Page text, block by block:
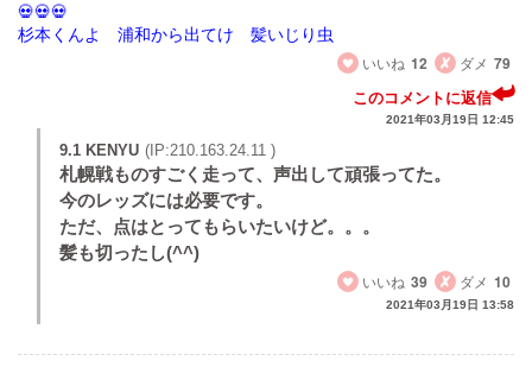
杉本くんよ 浦和から出てけ 髪いじり虫
いいね 12 ダメ 79
このコメントに返信
2021年03月19日 12:45
9.1 KENYU (IP:210.163.24.11 )
札幌戦ものすごく走って、声出して頑張ってた。
今のレッズには必要です。
ただ、点はとってもらいたいけど。。。
髪も切ったし(^^)
いいね 39 ダメ 10
2021年03月19日 13:58